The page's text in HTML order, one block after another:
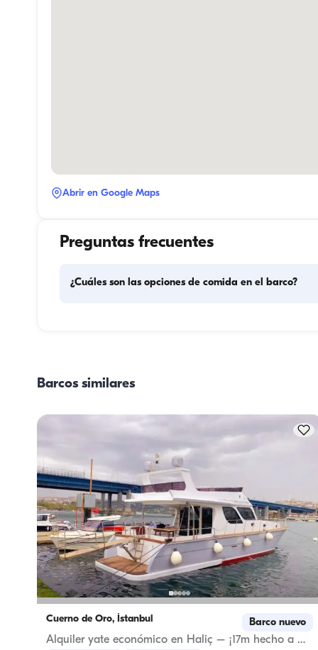
Abrir en Google Maps
Preguntas frecuentes
¿Cuáles son las opciones de comida en el barco?
La preparación de las comidas corre a cargo de la
Barcos similares
Cuerno de Oro, İstanbul Barco nuevo
Alquiler yate económico en Haliç – ¡17m hecho a medida!